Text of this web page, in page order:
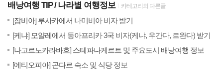
배낭여행 TIP 나라별 여행정보 카테고리의 다른글
[잠비아] 루사카에서 나미비아 비자 받기
[케냐] 모얄레에서 동아프리카 3국 비자(케냐, 우간다, 르완다) 받기
[나고르노카라바흐] 스테파나케르트 및 주요도시 배낭여행 정보
[에티오피아] 곤다르 숙소 및 식당 정보